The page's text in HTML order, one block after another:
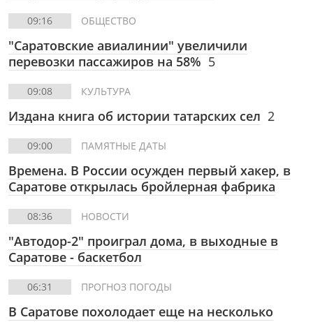
09:16 ОБЩЕСТВО
"Саратовские авиалинии" увеличили
перевозки пассажиров на 58% 5
09:08 КУЛЬТУРА
Издана книга об истории татарских сел 2
09:00 ПАМЯТНЫЕ ДАТЫ
Времена. В России осужден первый хакер, в
Саратове открылась бройлерная фабрика
08:36 НОВОСТИ
"Автодор-2" проиграл дома, в выходные в
Саратове - баскетбол
06:31 ПРОГНОЗ ПОГОДЫ
В Саратове похолодает еще на несколько